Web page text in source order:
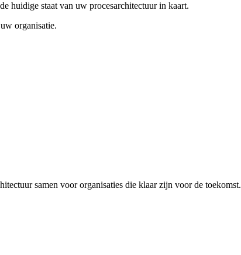
huidige staat van uw procesarchitectuur in kaart.
organisatie.
samen voor organisaties die klaar zijn voor de toekomst.